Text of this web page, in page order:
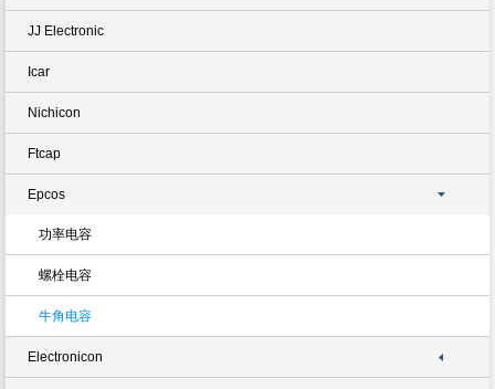
JJ Electronic
Icar
Nichicon
Ftcap
Epcos
功率电容
螺栓电容
牛角电容
Electronicon